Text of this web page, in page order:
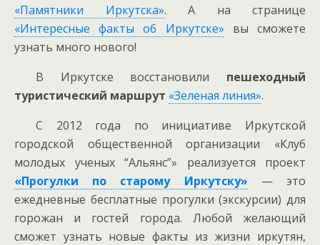
«Памятники Иркутска». А на странице
«Интересные факты об Иркутске» вы сможете
узнать много нового!
В Иркутске восстановили пешеходный
туристический маршрут «Зеленая линия».
С 2012 года по инициативе Иркутской
городской общественной организации «Клуб
молодых ученых “Альянс”» реализуется проект
«Прогулки по старому Иркутску» — это
ежедневные бесплатные прогулки (экскурсии) для
горожан и гостей города. Любой желающий
сможет узнать новые факты из жизни иркутян,